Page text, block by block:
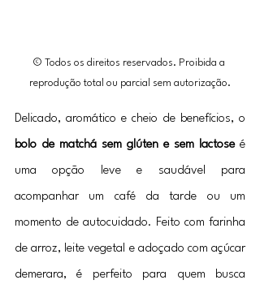
© Todos os direitos reservados. Proibida a
reprodução total ou parcial sem autorização.
bolo de matchá sem glúten e sem lactose é
uma opção leve e saudável para
acompanhar um café da tarde ou um
momento de autocuidado. Feito com farinha
de arroz, leite vegetal e adoçado com açúcar
demerara, é perfeito para quem busca